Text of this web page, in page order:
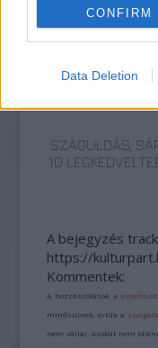
CONFIRM
Data Deletion
SZÁGULDÁS,
10
A bejegyzés
https://
Kommentek:
A hozzászólások a
minősülnek, értük a
nem vállal, azokat nem